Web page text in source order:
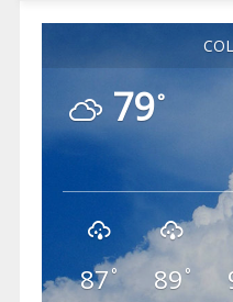
79°
87° 89 °